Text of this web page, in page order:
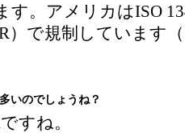
す。アメリカはISO
）で規制しています
いのでしょうね？
すね。